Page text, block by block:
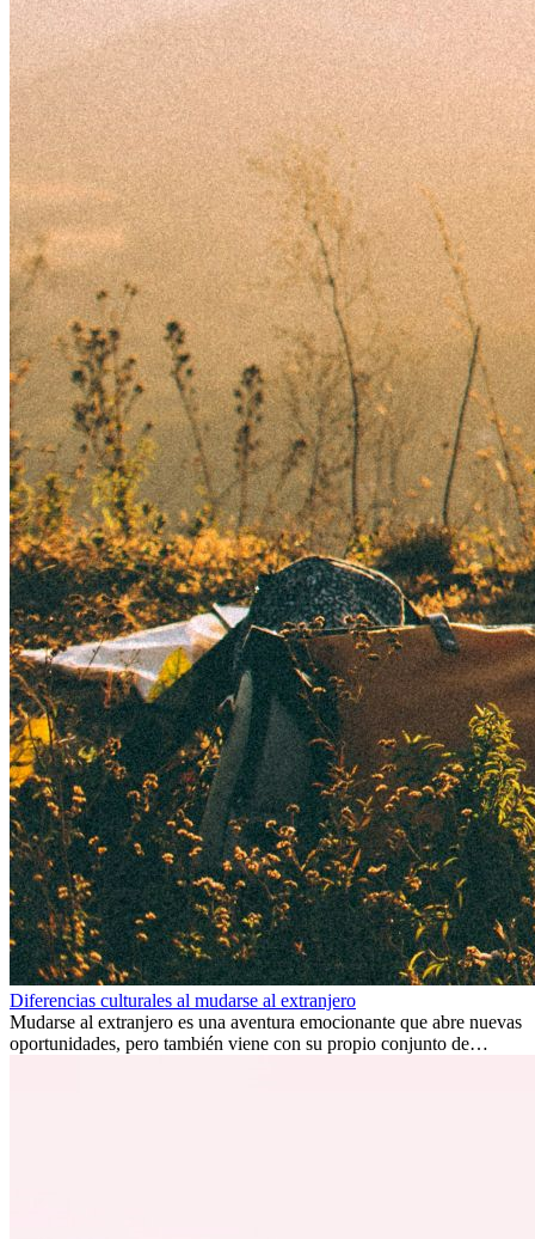
Diferencias culturales al mudarse al extranjero
Mudarse al extranjero es una aventura emocionante que abre nuevas
oportunidades, pero también viene con su propio conjunto de